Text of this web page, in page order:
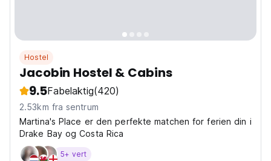
Hostel
Jacobin Hostel & Cabins
9.5Fabelaktig(420)
2.53km fra sentrum
Martina's Place er den perfekte matchen for ferien din i
Drake Bay og Costa Rica
5+ vert